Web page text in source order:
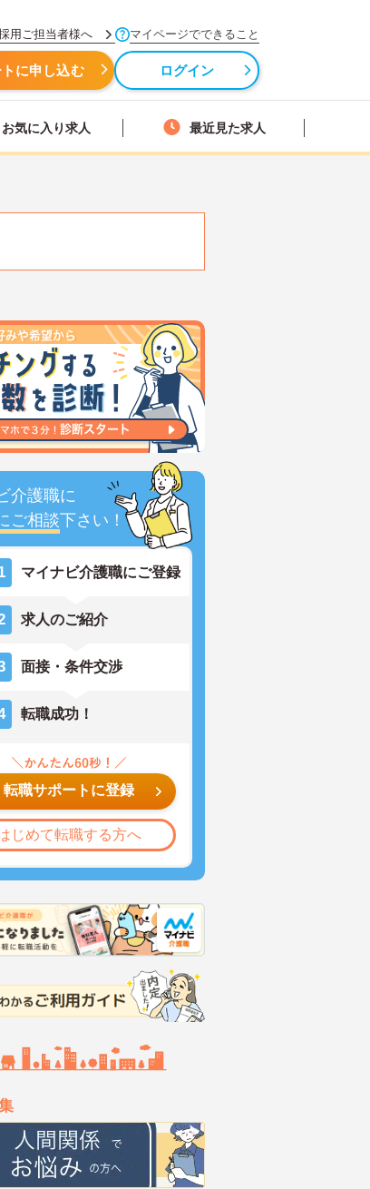
用ご担当者様へ マイページでできること
に申し込む ログイン
お気に入り求人 最近見た求人
介護職に
ご相談下さい！
マイナビ介護職にご登録
求人のご紹介
面接・条件交渉
転職成功！
転職サポートに登録
じめて転職する方へ